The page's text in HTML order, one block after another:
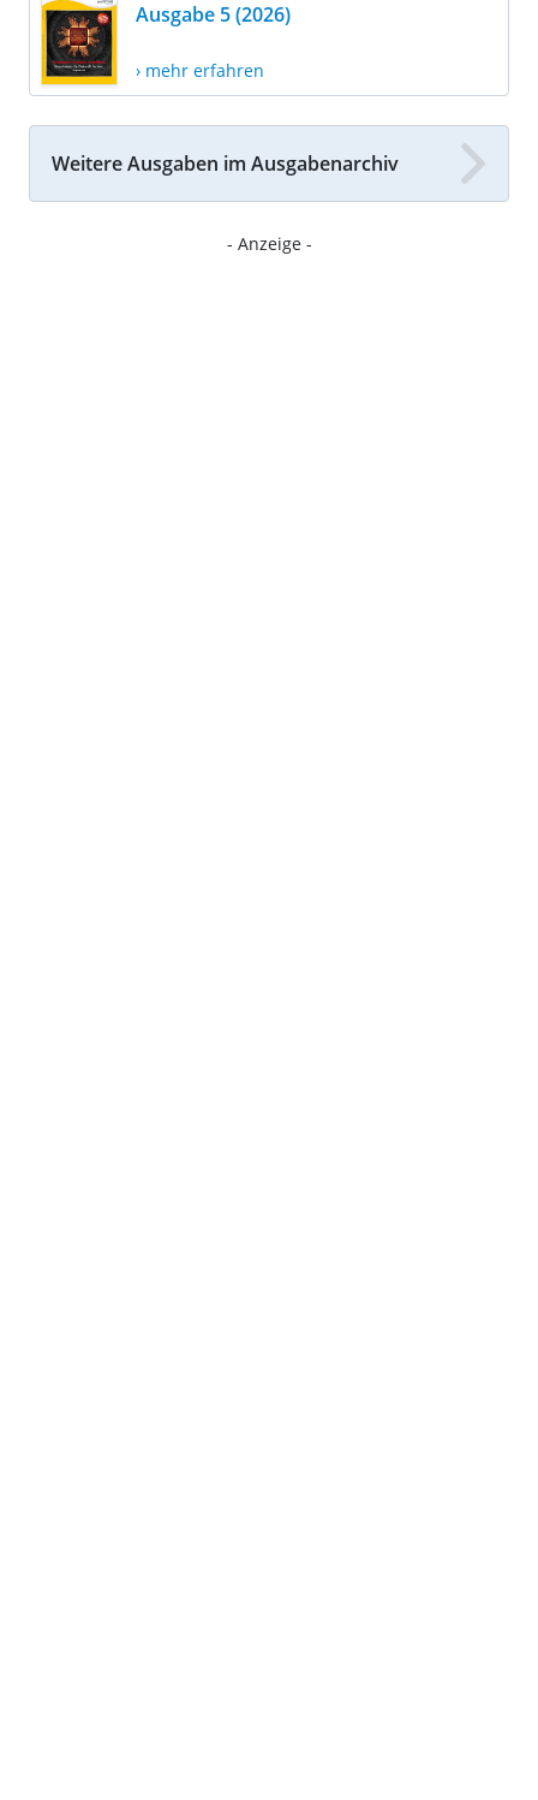
Ausgabe 5 (2026)
› mehr erfahren
Weitere Ausgaben im Ausgabenarchiv
- Anzeige -